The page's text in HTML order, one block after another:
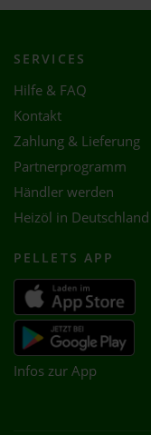
SERVICES
Hilfe & FAQ
Kontakt
Zahlung & Lieferung
Partnerprogramm
Händler werden
Heizöl in Deutschland
PELLETS APP
Infos zur App